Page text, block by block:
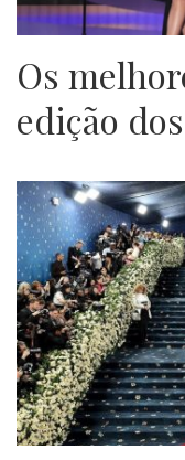
Os
edição